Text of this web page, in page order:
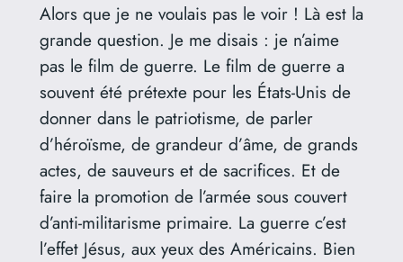
Alors que je ne voulais pas le voir ! Là est la
grande question. Je me disais : je n’aime
pas le film de guerre. Le film de guerre a
souvent été prétexte pour les États-Unis de
donner dans le patriotisme, de parler
d’héroïsme, de grandeur d’âme, de grands
actes, de sauveurs et de sacrifices. Et de
faire la promotion de l’armée sous couvert
d’anti-militarisme primaire. La guerre c’est
l’effet Jésus, aux yeux des Américains. Bien